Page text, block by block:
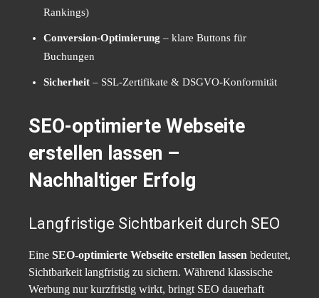
Rankings)
Conversion-Optimierung – klare Buttons für
Buchungen
Sicherheit – SSL-Zertifikate & DSGVO-Konformität
SEO-optimierte Webseite
erstellen lassen –
Nachhaltiger Erfolg
Langfristige Sichtbarkeit durch SEO
Eine SEO-optimierte Webseite erstellen lassen bedeutet,
Sichtbarkeit langfristig zu sichern. Während klassische
Werbung nur kurzfristig wirkt, bringt SEO dauerhaft